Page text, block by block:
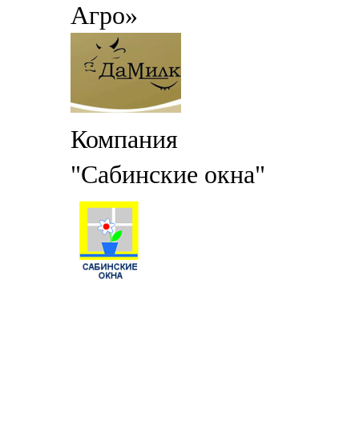
Агро»
Компания
"Сабинские окна"